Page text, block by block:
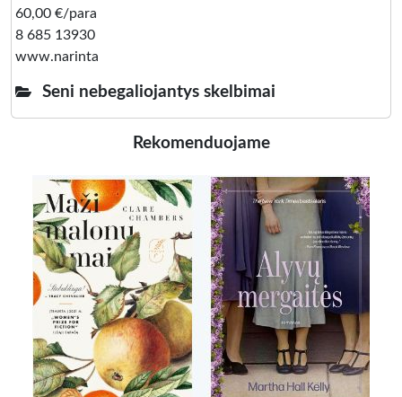
60,00 €/para
8 685 13930
www.narinta
Seni nebegaliojantys skelbimai
Rekomenduojame